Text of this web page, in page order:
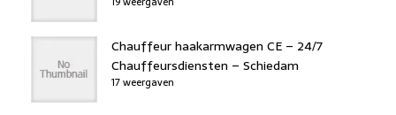
Chauffeur haakarmwagen CE – 24/7
Chauffeursdiensten – Schiedam
17 weergaven